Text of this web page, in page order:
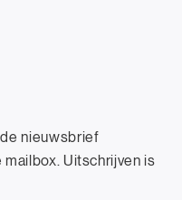
nieuwsbrief
Uitschrijven is